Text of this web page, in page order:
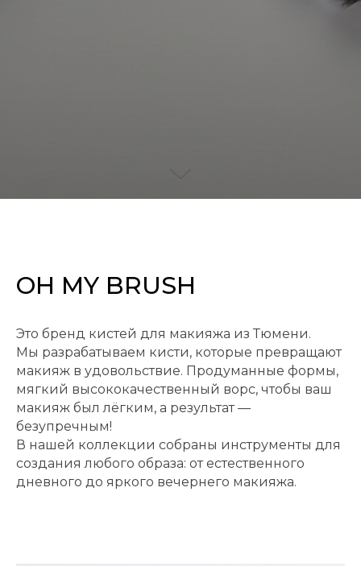
OH MY BRUSH
Это бренд кистей для макияжа из Тюмени.
Мы разрабатываем кисти, которые превращают
макияж в удовольствие. Продуманные формы,
мягкий высококачественный ворс, чтобы ваш
макияж был лёгким, а результат —
безупречным!
В нашей коллекции собраны инструменты для
создания любого образа: от естественного
дневного до яркого вечернего макияжа.